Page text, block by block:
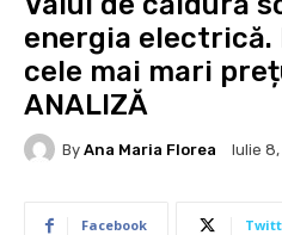
energia electrică.
cele mai mari
ANALIZĂ
By Ana Maria Florea Iulie
Facebook